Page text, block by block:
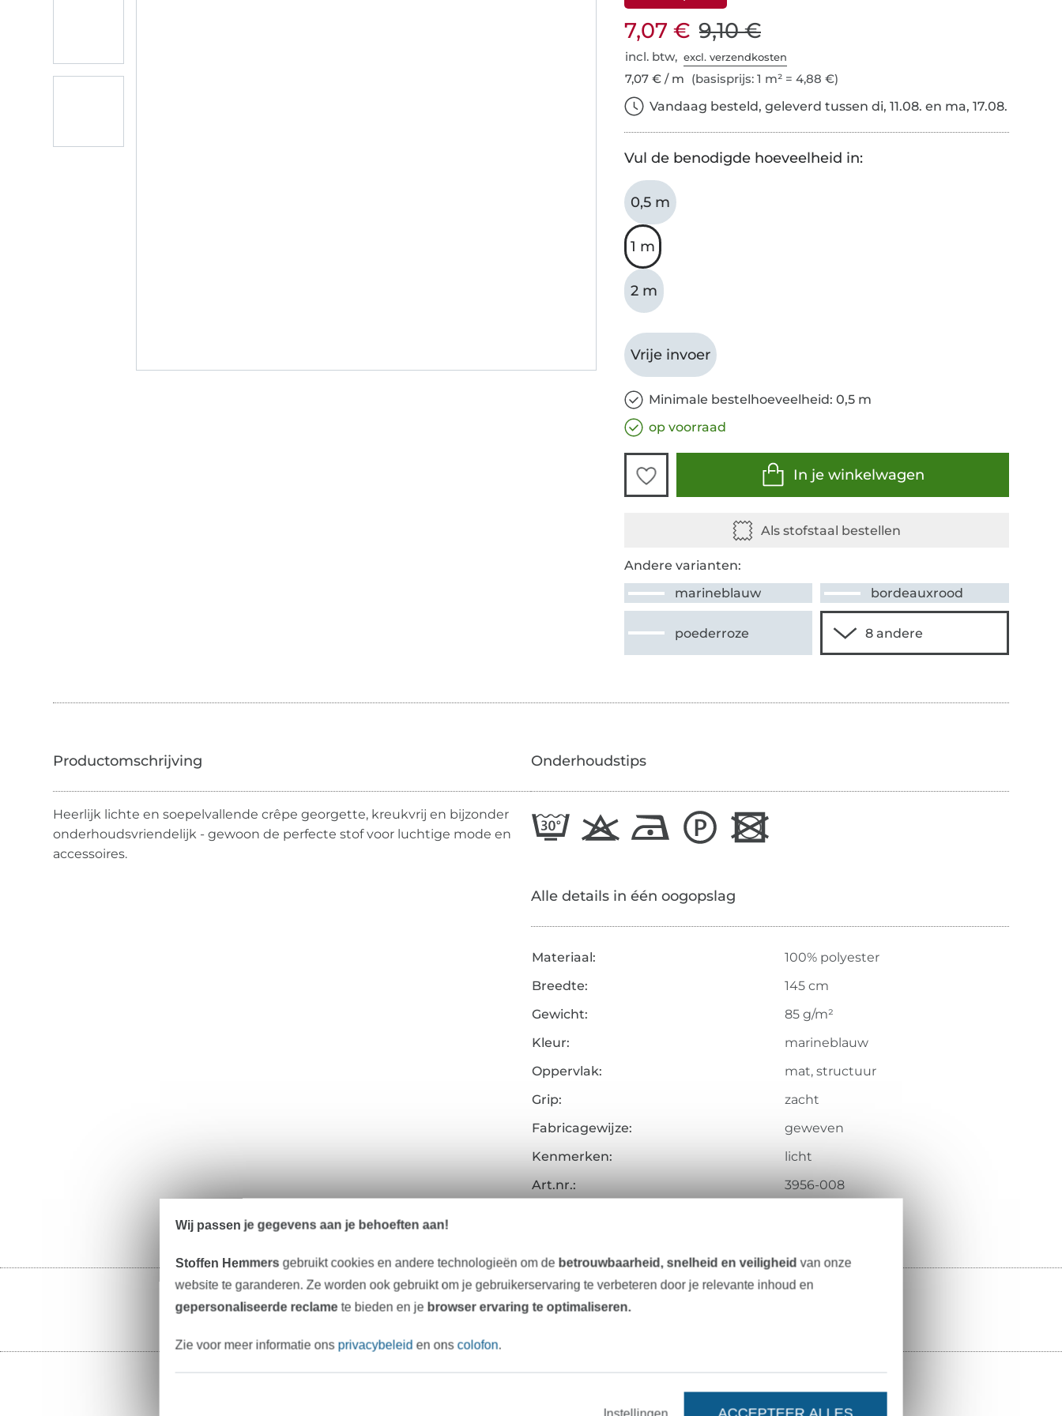
7,07 € 9,10 €
incl. btw,excl. verzendkosten
7,07 € / m (basisprijs: 1 m² = 4,88 €)
Vandaag besteld, geleverd tussen di, 11.08. en ma, 17.08.
Vul de benodigde hoeveelheid in:
0,5 m
1 m
2 m
Vrije invoer
Minimale bestelhoeveelheid: 0,5 m
op voorraad
In je winkelwagen
Andere varianten:
marineblauw
bordeauxrood
poederroze
Heerlijk lichte en soepelvallende crêpe georgette, kreukvrij en bijzonder
onderhoudsvriendelijk - gewoon de perfecte stof voor luchtige mode en
accessoires.
Onderhoudstips
Alle details in één oogopslag
Materiaal:
100% polyester
Breedte:
145 cm
Gewicht:
85 g/m²
Kleur:
marineblauw
Oppervlak:
mat, structuur
Grip:
zacht
Fabricagewijze:
geweven
Kenmerken:
licht
Art.nr.:
3956-008
Onze tip: Dit past er bij
Wij passen je gegevens aan je behoeften aan!
Stoffen Hemmers gebruikt cookies en andere technologieën om de betrouwbaarheid, snelheid en veiligheid van onze
website te garanderen. Ze worden ook gebruikt om je gebruikerservaring te verbeteren door je relevante inhoud en
gepersonaliseerde reclamete bieden en je browser ervaring te optimaliseren.
Zie voor meer informatie ons privacybeleid en onscolofon.
Instellingen